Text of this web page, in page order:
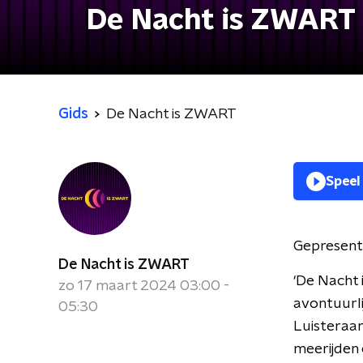
De Nacht is ZWART
Gids De Nacht is ZWART
De Nacht is ZWART
zo 17 maart 2024 03:00 -
05:30
‘De
meerijden